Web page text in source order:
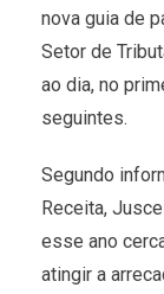
nova guia de
Setor de
ao dia, no
seguintes.
Segundo
Receita,
esse ano
atingir a